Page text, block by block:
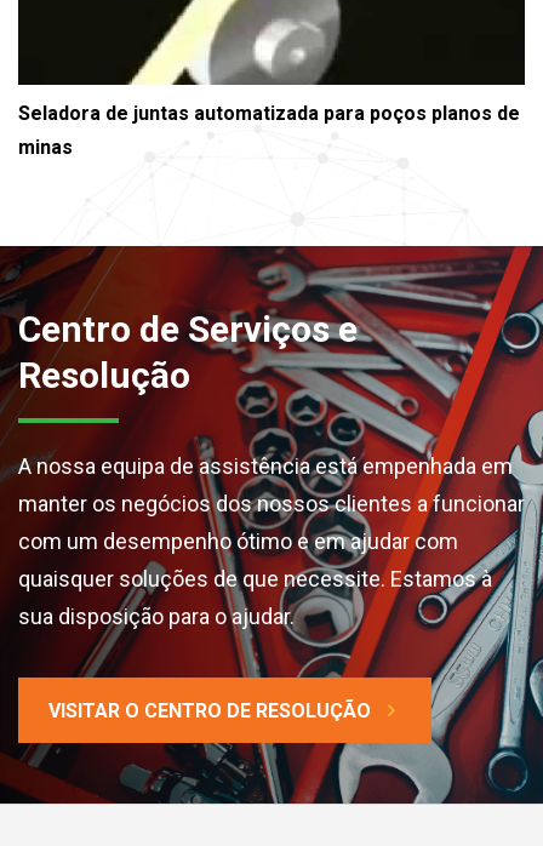
Seladora de juntas automatizada para poços planos de
minas
Centro de Serviços e
Resolução
A nossa equipa de assistência está empenhada em
manter os negócios dos nossos clientes a funcionar
com um desempenho ótimo e em ajudar com
quaisquer soluções de que necessite. Estamos à
sua disposição para o ajudar.
VISITAR O CENTRO DE RESOLUÇÃO